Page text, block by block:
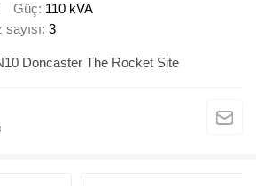
Güç 110 kVA
sayısı 3
Birleşik Krallık, DN10 Doncaster The Rocket Site